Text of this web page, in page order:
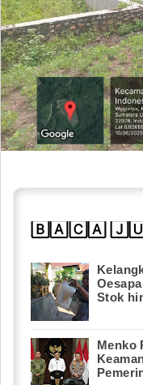
🄱🄰🄲🄰
Stok
Menko